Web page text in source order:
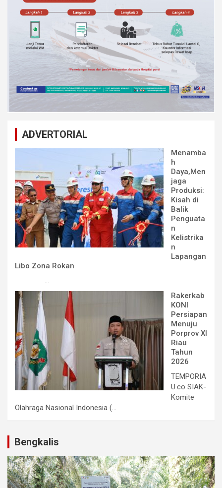
ADVERTORIAL
Menamba
h
Daya,Men
jaga
Produksi:
Kisah di
Balik
Penguata
n
Kelistrika
n
Lapangan
Libo Zona Rokan
...
Rakerkab
KONI
Persiapan
Menuju
Porprov XI
Riau
Tahun
2026
TEMPORIA
U.co SIAK-
Komite
Olahraga Nasional Indonesia (...
Bengkalis